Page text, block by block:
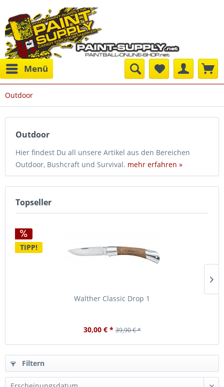
Menü
Outdoor
Outdoor
Hier findest Du all unsere Artikel aus den Bereichen
Outdoor, Bushcraft und Survival. mehr erfahren »
Topseller
TIPP!
Walther Classic Drop 1
30,00 € * 39,90 € *
Filtern